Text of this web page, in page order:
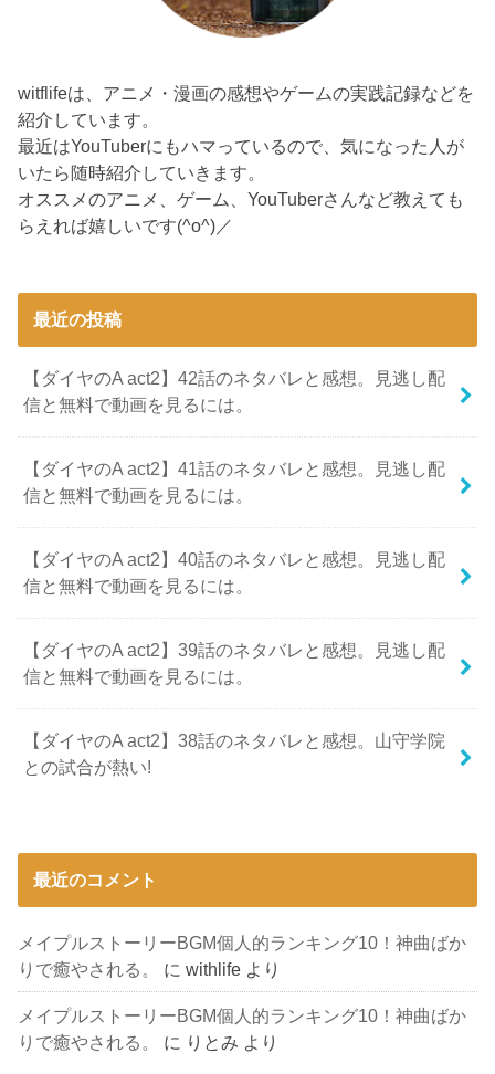
witflifeは、アニメ・漫画の感想やゲームの実践記録などを
紹介しています。
最近はYouTuberにもハマっているので、気になった人が
いたら随時紹介していきます。
オススメのアニメ、ゲーム、YouTuberさんなど教えても
らえれば嬉しいです(^o^)／
最近の投稿
【ダイヤのA act2】42話のネタバレと感想。見逃し配
信と無料で動画を見るには。
【ダイヤのA act2】41話のネタバレと感想。見逃し配
信と無料で動画を見るには。
【ダイヤのA act2】40話のネタバレと感想。見逃し配
信と無料で動画を見るには。
【ダイヤのA act2】39話のネタバレと感想。見逃し配
信と無料で動画を見るには。
【ダイヤのA act2】38話のネタバレと感想。山守学院
との試合が熱い!
最近のコメント
メイプルストーリーBGM個人的ランキング10！神曲ばか
りで癒やされる。
にwithlife より
メイプルストーリーBGM個人的ランキング10！神曲ばか
りで癒やされる。
に りとみ より